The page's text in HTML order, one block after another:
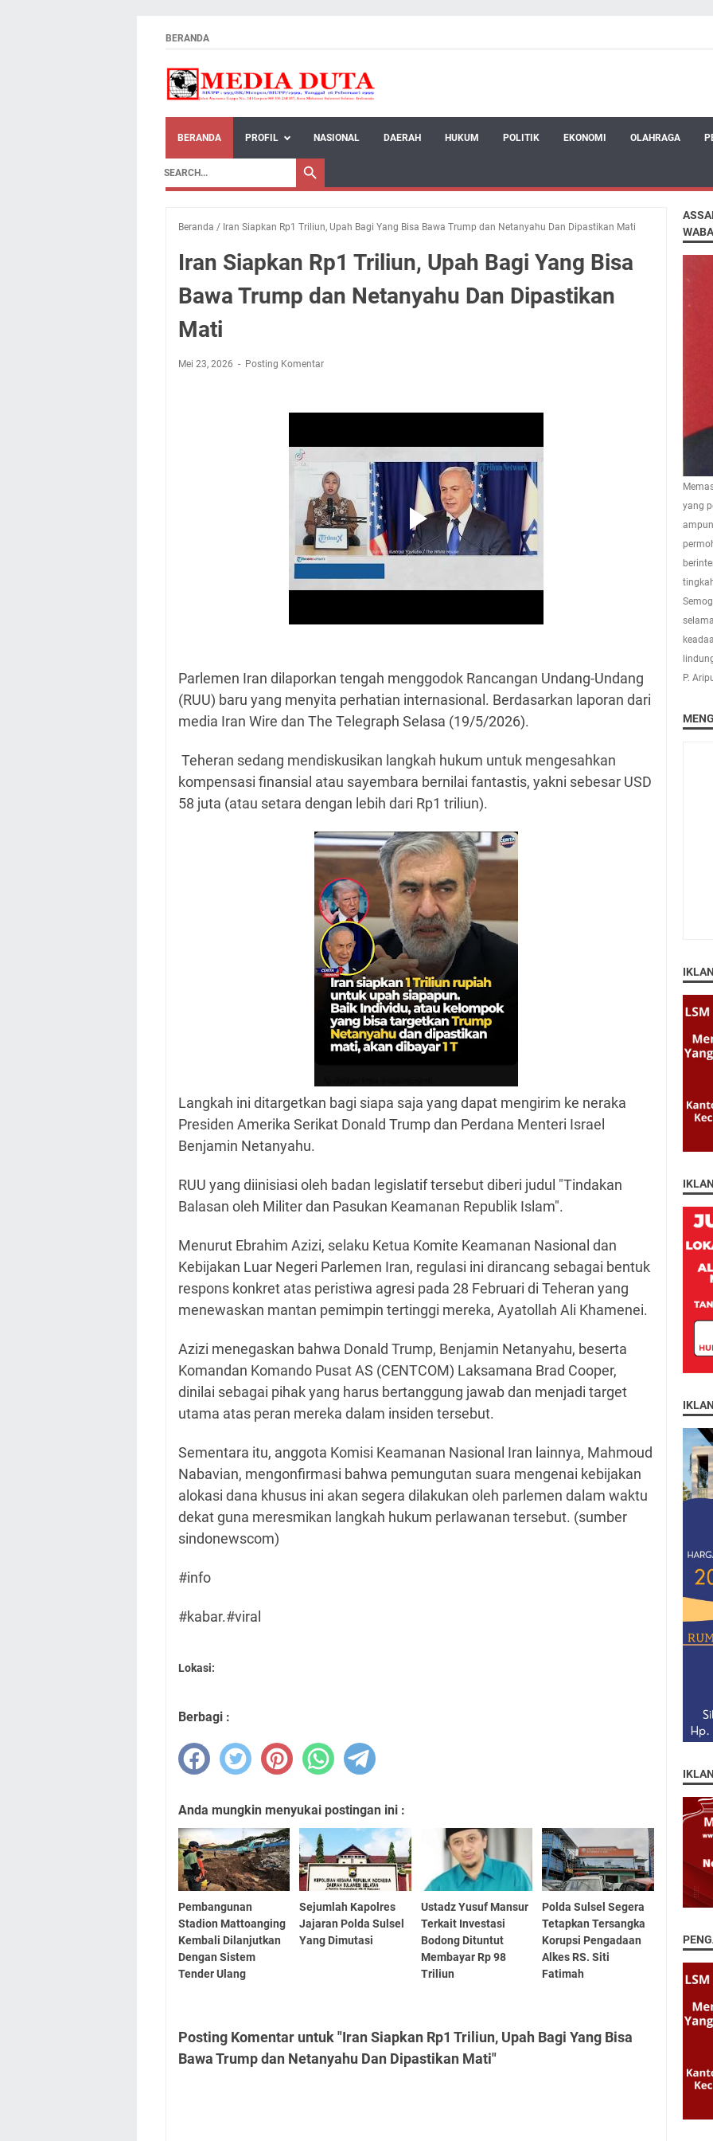
BERANDA
BERANDA PROFIL NASIONAL DAERAH HUKUM POLITIK EKONOMI OLAHRAGA
Beranda / Iran Siapkan Rp1 Triliun, Upah Bagi Yang Bisa Bawa Trump dan Netanyahu Dan Dipastikan Mati
Iran Siapkan Rp1 Triliun, Upah Bagi Yang Bisa
Bawa Trump dan Netanyahu Dan Dipastikan
Mati
Mei 23, 2026 Posting Komentar
Parlemen Iran dilaporkan tengah menggodok Rancangan Undang-Undang
(RUU) baru yang menyita perhatian internasional. Berdasarkan laporan dari
media Iran Wire dan The Telegraph Selasa (19/5/2026).
Teheran sedang mendiskusikan langkah hukum untuk mengesahkan
kompensasi finansial atau sayembara bernilai fantastis, yakni sebesar USD
58 juta (atau setara dengan lebih dari Rp1 triliun).
Langkah ini ditargetkan bagi siapa saja yang dapat mengirim ke neraka
Presiden Amerika Serikat Donald Trump dan Perdana Menteri Israel
Benjamin Netanyahu.
RUU yang diinisiasi oleh badan legislatif tersebut diberi judul "Tindakan
Balasan oleh Militer dan Pasukan Keamanan Republik Islam".
Menurut Ebrahim Azizi, selaku Ketua Komite Keamanan Nasional dan
Kebijakan Luar Negeri Parlemen Iran, regulasi ini dirancang sebagai bentuk
respons konkret atas peristiwa agresi pada 28 Februari di Teheran yang
menewaskan mantan pemimpin tertinggi mereka, Ayatollah Ali Khamenei.
Azizi menegaskan bahwa Donald Trump, Benjamin Netanyahu, beserta
Komandan Komando Pusat AS (CENTCOM) Laksamana Brad Cooper,
dinilai sebagai pihak yang harus bertanggung jawab dan menjadi target
utama atas peran mereka dalam insiden tersebut.
Sementara itu, anggota Komisi Keamanan Nasional Iran lainnya, Mahmoud
Nabavian, mengonfirmasi bahwa pemungutan suara mengenai kebijakan
alokasi dana khusus ini akan segera dilakukan oleh parlemen dalam waktu
dekat guna meresmikan langkah hukum perlawanan tersebut. (sumber
sindonewscom)
#info
#kabar.#viral
Lokasi:
Berbagi :
Anda mungkin menyukai postingan ini :
Pembangunan
Stadion Mattoanging
Kembali Dilanjutkan
Dengan Sistem
Tender Ulang
Sejumlah Kapolres
Jajaran Polda Sulsel
Yang Dimutasi
Ustadz Yusuf Mansur
Terkait Investasi
Bodong Dituntut
Membayar Rp 98
Triliun
Polda Sulsel Segera
Tetapkan Tersangka
Korupsi Pengadaan
Alkes RS. Siti
Fatimah
Posting Komentar untuk "Iran Siapkan Rp1 Triliun, Upah Bagi Yang Bisa
Bawa Trump dan Netanyahu Dan Dipastikan Mati"
yang
P.